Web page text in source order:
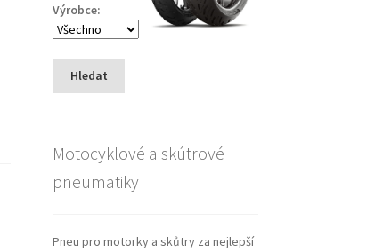
Výrobce:
Hledat
Motocyklové a skútrové
pneumatiky
Pneu pro motorky a skůtry za nejlepší